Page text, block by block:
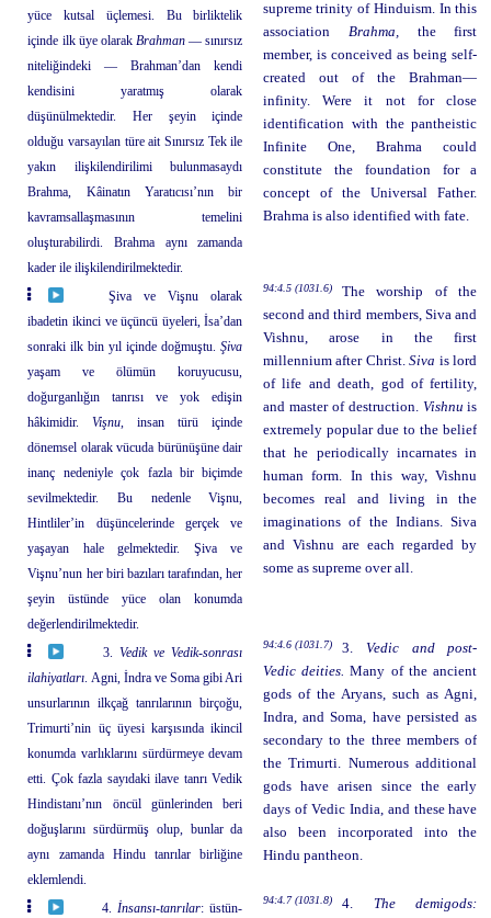
yüce kutsal üçlemesi. Bu birliktelik
içinde ilk üye olarak Brahman— sınırsız
niteliğindeki — Brahman’dan kendi
kendisini yaratmış olarak
düşünülmektedir. Her şeyin içinde
olduğu varsayılan türe ait Sınırsız Tek ile
yakın ilişkilendirilimi bulunmasaydı
Brahma, Kâinatın Yaratıcısı’nın bir
kavramsallaşmasının temelini
oluşturabilirdi. Brahma aynı zamanda
kader ile ilişkilendirilmektedir.
supreme trinity of Hinduism. In this
association Brahma,the first
member, is conceived as being self-
created out of the Brahman—
infinity. Were it not for close
identification with the pantheistic
Infinite One, Brahma could
constitute the foundation for a
concept of the Universal Father.
Brahma is also identified with fate.
Şiva ve Vişnu olarak
ibadetin ikinci ve üçüncü üyeleri, İsa’dan
sonraki ilk bin yıl içinde doğmuştu.Şiva
yaşam ve ölümün koruyucusu,
doğurganlığın tanrısı ve yok edişin
hâkimidir.Vişnu, insan türü içinde
dönemsel olarak vücuda bürünüşüne dair
inanç nedeniyle çok fazla bir biçimde
sevilmektedir. Bu nedenle Vişnu,
Hintliler’in düşüncelerinde gerçek ve
yaşayan hale gelmektedir. Şiva ve
Vişnu’nun her biri bazıları tarafından, her
şeyin üstünde yüce olan konumda
değerlendirilmektedir.
94:4.5 (1031.6)
The worship of the
second and third members, Siva and
Vishnu, arose in the first
millennium after Christ.Siva is lord
of life and death, god of fertility,
and master of destruction. Vishnu is
extremely popular due to the belief
that he periodically incarnates in
human form. In this way, Vishnu
becomes real and living in the
imaginations of the Indians. Siva
and Vishnu are each regarded by
some as supreme over all.
3. Vedik ve Vedik-sonrası
ilahiyatları. Agni, İndra ve Soma gibi Ari
unsurlarının ilkçağ tanrılarının birçoğu,
Trimurti’nin üç üyesi karşısında ikincil
konumda varlıklarını sürdürmeye devam
etti. Çok fazla sayıdaki ilave tanrı Vedik
Hindistanı’nın öncül günlerinden beri
doğuşlarını sürdürmüş olup, bunlar da
aynı zamanda Hindu tanrılar birliğine
eklemlendi.
94:4.6 (1031.7) 3. Vedic and post-
Vedic deities. Many of the ancient
gods of the Aryans, such as Agni,
Indra, and Soma, have persisted as
secondary to the three members of
the Trimurti. Numerous additional
gods have arisen since the early
days of Vedic India, and these have
also been incorporated into the
Hindu pantheon.
4. İnsansı-tanrılar: üstün-
94:4.7 (1031.8) 4. The demigods: